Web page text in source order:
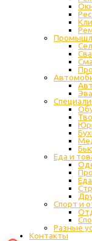
Еда и
Спорт и
Разные
Контакты